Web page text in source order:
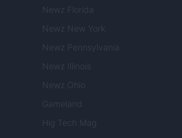
Newz Florida
Newz New York
Newz Pennsylvania
Newz Illinois
Newz Ohio
Gameland
Hig Tech Mag